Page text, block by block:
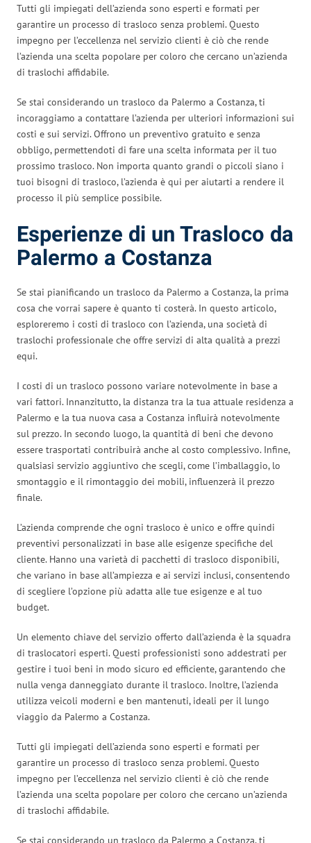
Tutti gli impiegati dell’azienda sono esperti e formati per
garantire un processo di trasloco senza problemi. Questo
impegno per l’eccellenza nel servizio clienti è ciò che rende
l’azienda una scelta popolare per coloro che cercano un’azienda
di traslochi affidabile.
Se stai considerando un trasloco da Palermo a Costanza, ti
incoraggiamo a contattare l’azienda per ulteriori informazioni sui
costi e sui servizi. Offrono un preventivo gratuito e senza
obbligo, permettendoti di fare una scelta informata per il tuo
prossimo trasloco. Non importa quanto grandi o piccoli siano i
tuoi bisogni di trasloco, l’azienda è qui per aiutarti a rendere il
processo il più semplice possibile.
Esperienze di un Trasloco da
Palermo a Costanza
Se stai pianificando un trasloco da Palermo a Costanza, la prima
cosa che vorrai sapere è quanto ti costerà. In questo articolo,
esploreremo i costi di trasloco con l’azienda, una società di
traslochi professionale che offre servizi di alta qualità a prezzi
equi.
I costi di un trasloco possono variare notevolmente in base a
vari fattori. Innanzitutto, la distanza tra la tua attuale residenza a
Palermo e la tua nuova casa a Costanza influirà notevolmente
sul prezzo. In secondo luogo, la quantità di beni che devono
essere trasportati contribuirà anche al costo complessivo. Infine,
qualsiasi servizio aggiuntivo che scegli, come l’imballaggio, lo
smontaggio e il rimontaggio dei mobili, influenzerà il prezzo
finale.
L’azienda comprende che ogni trasloco è unico e offre quindi
preventivi personalizzati in base alle esigenze specifiche del
cliente. Hanno una varietà di pacchetti di trasloco disponibili,
che variano in base all’ampiezza e ai servizi inclusi, consentendo
di scegliere l’opzione più adatta alle tue esigenze e al tuo
budget.
Un elemento chiave del servizio offerto dall’azienda è la squadra
di traslocatori esperti. Questi professionisti sono addestrati per
gestire i tuoi beni in modo sicuro ed efficiente, garantendo che
nulla venga danneggiato durante il trasloco. Inoltre, l’azienda
utilizza veicoli moderni e ben mantenuti, ideali per il lungo
viaggio da Palermo a Costanza.
Tutti gli impiegati dell’azienda sono esperti e formati per
garantire un processo di trasloco senza problemi. Questo
impegno per l’eccellenza nel servizio clienti è ciò che rende
l’azienda una scelta popolare per coloro che cercano un’azienda
di traslochi affidabile.
Se stai considerando un trasloco da Palermo a Costanza, ti